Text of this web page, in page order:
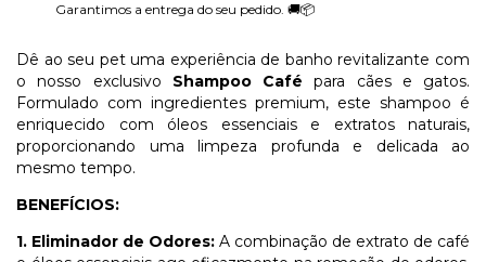
Garantimos a entrega do seu pedido. 🚚📦
Dê ao seu pet uma experiência de banho revitalizante com
o nosso exclusivo Shampoo Café para cães e gatos.
Formulado com ingredientes premium, este shampoo é
enriquecido com óleos essenciais e extratos naturais,
proporcionando uma limpeza profunda e delicada ao
mesmo tempo.
BENEFÍCIOS:
1. Eliminador de Odores: A combinação de extrato de café